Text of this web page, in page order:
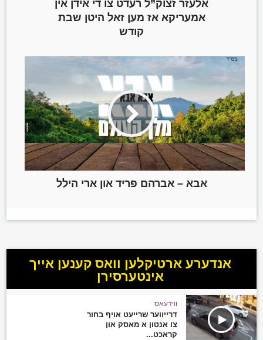
אלעזר זצוק”ל רעדט צו די אידן אין
אמעריקא אז מען זאל היטן שבת
קודש
אבא – אברהם פריד און ארי הילל
אנדערע ארטיקלען וואס קענען אייך
אינטערסירן
ווידעאס
דרייווער שרייעט אויף בחור
צו אנטון א מאסק און
קראכט...